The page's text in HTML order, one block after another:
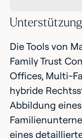
Die Tools von
Family Trust
Offices, Multi-
hybride
Abbildung
eines